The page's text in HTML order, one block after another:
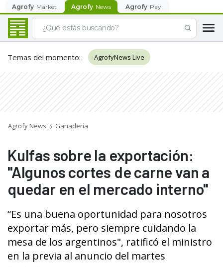
Agrofy Market Agrofy News Agrofy Pay
Temas del momento: AgrofyNews Live
Agrofy News Ganadería
Kulfas sobre la exportación:
"Algunos cortes de carne van a
quedar en el mercado interno"
“Es una buena oportunidad para nosotros
exportar más, pero siempre cuidando la
mesa de los argentinos", ratificó el ministro
en la previa al anuncio del martes